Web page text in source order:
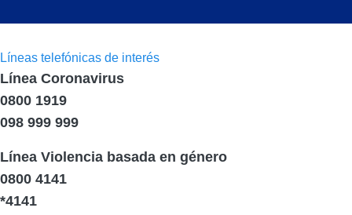
Líneas telefónicas de interés
Línea Coronavirus
0800 1919
098 999 999
Línea Violencia basada en género
0800 4141
*4141